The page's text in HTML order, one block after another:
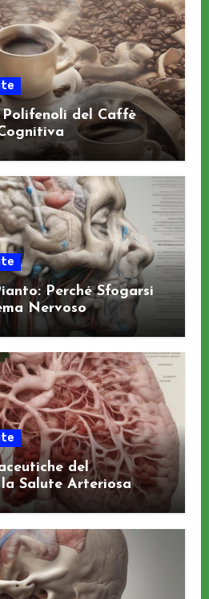
del Caffè
Perché Sfogarsi
Nervoso
del
Salute Arteriosa